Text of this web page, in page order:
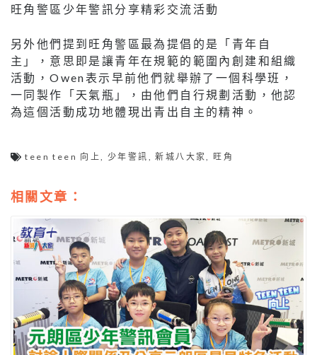
旺角警區少年警訊分享精彩交流活動
另外他們提到旺角警區最為提倡的是「青年自
主」，意思即是讓青年在規範的範圍內創建和組織
活動，Owen表示早前他們就舉辦了一個科學班，
一同製作「天氣瓶」，由他們自行規劃活動，他認
為這個活動成功地體現出青出自主的精神。
teen teen 向上 ,少年警訊 ,新城八大家 旺角
相關文章：